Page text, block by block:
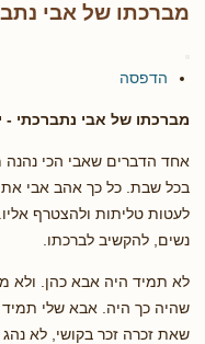
מברכתו של אבי
הדפסה
מברכתו של אבי נתברכתי -
אחד הדברים שאבי הכי
בכל שבת. כל כך אהב אבי את
לעטות טליתות ולהצטרף
נשים, להקשיב לברכתו.
לא תמיד היה אבא כהן. ולא
שהיה כך היה. אבא שלי תמיד
שאת זכרה זכר בקושי, לא נהג